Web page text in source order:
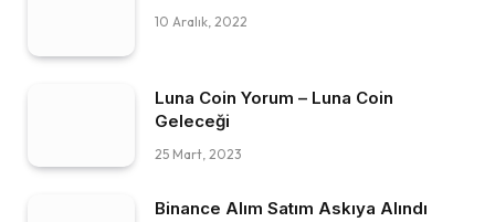
10 Aralık, 2022
Luna Coin Yorum – Luna Coin
Geleceği
25 Mart, 2023
Binance Alım Satım Askıya Alındı